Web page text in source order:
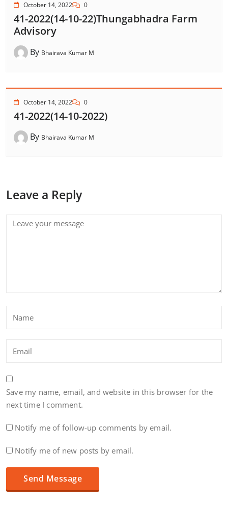
October 14, 2022 0
41-2022(14-10-22)Thungabhadra Farm
Advisory
By Bhairava Kumar M
October 14, 2022 0
41-2022(14-10-2022)
By Bhairava Kumar M
Leave a Reply
Save my name, email, and website in this browser for the
next time I comment.
Notify me of follow-up comments by email.
Notify me of new posts by email.